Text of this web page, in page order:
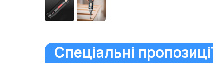
Спеціальні